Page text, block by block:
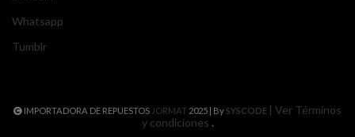
Whatsapp
Tumblr
IMPORTADORA DE REPUESTOS JORMAT 2025 | BySYSCODE | Ver Términos
y condiciones .